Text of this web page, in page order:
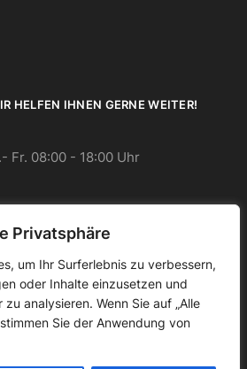
Privatsphäre
um Ihr Surferlebnis zu verbessern,
oder Inhalte einzusetzen und
analysieren. Wenn Sie auf „Alle
Sie der Anwendung von
HELFEN IHNEN GERNE WEITER!
Fr. 08:00 - 18:00 Uhr
bequem per E-Mail.